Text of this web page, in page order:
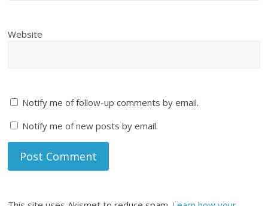
Website
Notify me of follow-up comments by email.
Notify me of new posts by email.